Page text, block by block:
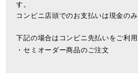
す。
コンビニ店頭でのお支払いは現金のみ
下記の場合はコンビニ先払いをご利用
・セミオーダー商品のご注文